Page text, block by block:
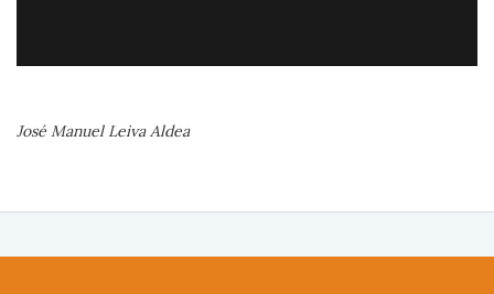
José Manuel Leiva Aldea